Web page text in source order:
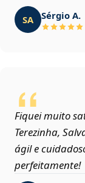
SA Sérgio A.
Fiquei muito
Terezinha,
ágil e
perfeitamente!